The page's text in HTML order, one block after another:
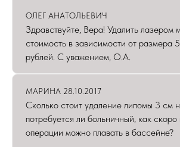
ОЛЕГ АНАТОЛЬЕВИЧ
Здравствуйте, Вера! Удалить лазером
стоимость в зависимости от размера
рублей. С уважением, О.А.
МАРИНА 28.10.2017
Сколько стоит удаление липомы 3 см
потребуется ли больничный, как скоро
операции можно плавать в бассейне?